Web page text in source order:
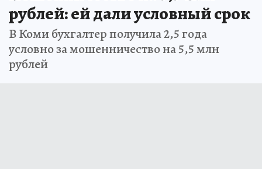
рублей: ей дали условный срок
В Коми бухгалтер получила 2,5 года
условно за мошенничество на 5,5 млн
рублей